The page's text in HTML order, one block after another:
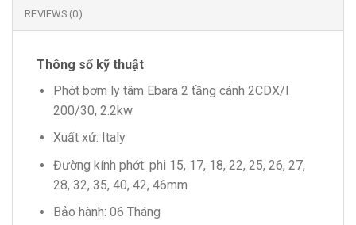
REVIEWS (0)
Thông số kỹ thuật
Phớt bơm ly tâm Ebara 2 tầng cánh 2CDX/I
200/30, 2.2kw
Xuất xứ: Italy
Đường kính phớt: phi 15, 17, 18, 22, 25, 26, 27,
28, 32, 35, 40, 42, 46mm
Bảo hành: 06 Tháng